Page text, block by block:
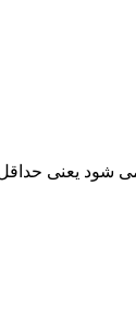
یعنی حداقل